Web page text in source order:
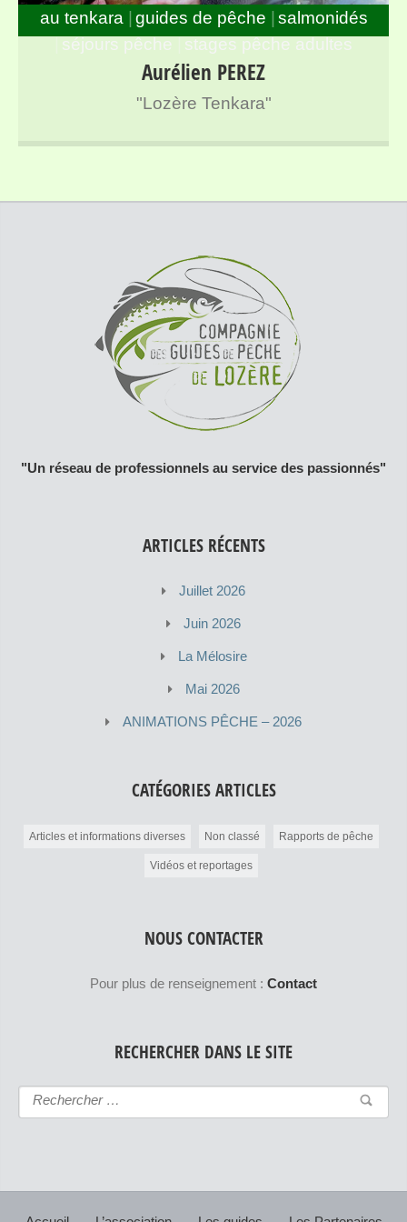
Guide de pêche à la mouche spécialisé en Tenkara sur
l’ensemble des rivières de Lozère
au tenkara guides de pêche
salmonidés
séjours pêche
stages pêche adultes
Aurélien PEREZ
"Lozère Tenkara"
"Un réseau de professionnels au service des passionnés"
ARTICLES RÉCENTS
Juillet 2026
Juin 2026
La Mélosire
Mai 2026
ANIMATIONS PÊCHE – 2026
CATÉGORIES ARTICLES
Articles et informations diverses Non classé Rapports de pêche
Vidéos et reportages
NOUS CONTACTER
Pour plus de renseignement : Contact
RECHERCHER DANS LE SITE